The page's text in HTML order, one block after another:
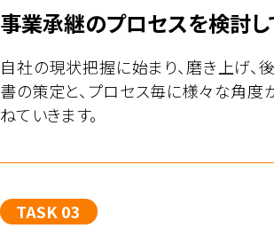
事業承継のプロセスを検討し
自社の現状把握に始まり、磨き上げ、
書の策定と、プロセス毎に様々な角度
ねていきます。
TASK 03